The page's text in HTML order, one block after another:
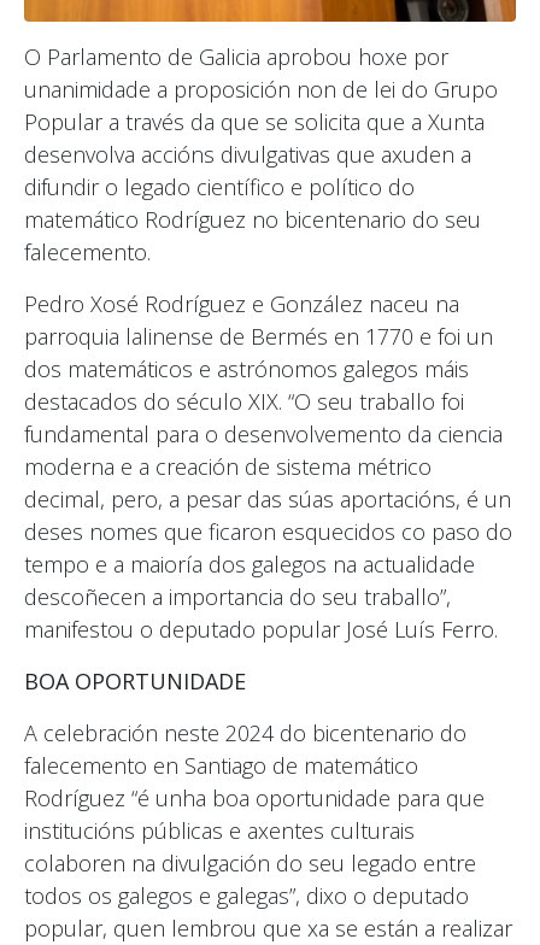
O Parlamento de Galicia aprobou hoxe por
unanimidade a proposición non de lei do Grupo
Popular a través da que se solicita que a Xunta
desenvolva accións divulgativas que axuden a
difundir o legado científico e político do
matemático Rodríguez no bicentenario do seu
falecemento.
Pedro Xosé Rodríguez e González naceu na
parroquia lalinense de Bermés en 1770 e foi un
dos matemáticos e astrónomos galegos máis
destacados do século XIX. “O seu traballo foi
fundamental para o desenvolvemento da ciencia
moderna e a creación de sistema métrico
decimal, pero, a pesar das súas aportacións, é un
deses nomes que ficaron esquecidos co paso do
tempo e a maioría dos galegos na actualidade
descoñecen a importancia do seu traballo”,
manifestou o deputado popular José Luís Ferro.
BOA OPORTUNIDADE
A celebración neste 2024 do bicentenario do
falecemento en Santiago de matemático
Rodríguez “é unha boa oportunidade para que
institucións públicas e axentes culturais
colaboren na divulgación do seu legado entre
todos os galegos e galegas”, dixo o deputado
popular, quen lembrou que xa se están a realizar